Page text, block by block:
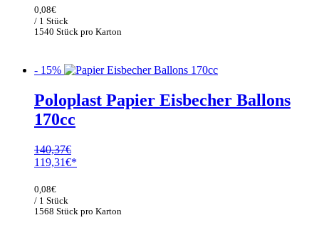
war:
141,96€
1540 Stück pro Karton
0,08€
/ 1 Stück
- 15%
Poloplast Papier Eisbecher Ballons
170cc
140,37€
Ursprünglicher
war:
140,37€
119,31€
1568 Stück pro Karton
0,08€
/ 1 Stück